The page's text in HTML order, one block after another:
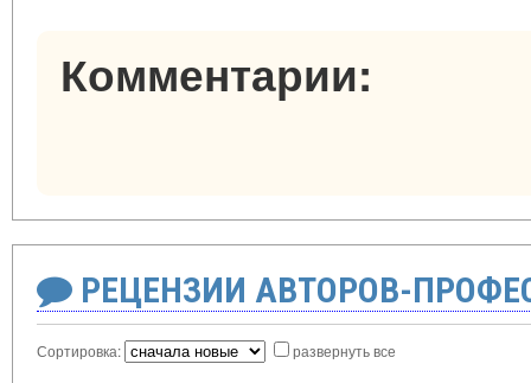
Комментарии:
РЕЦЕНЗИИ АВТОРОВ-
Сортировка: развернуть все